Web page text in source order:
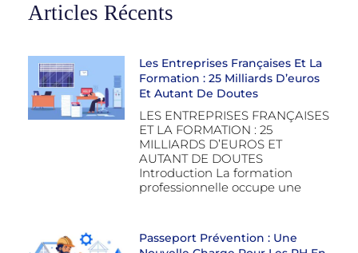
Articles Récents
Les Entreprises Françaises Et La
Formation : 25 Milliards D’euros
Et Autant De Doutes
LES ENTREPRISES FRANÇAISES
ET LA FORMATION : 25
MILLIARDS D’EUROS ET
AUTANT DE DOUTES
Introduction La formation
professionnelle occupe une
Passeport Prévention : Une